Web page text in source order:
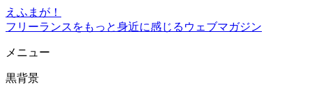
えふまが！
フリーランスをもっと身近に感じるウェブマガジン
メニュー
黒背景